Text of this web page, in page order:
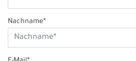
Nachname*